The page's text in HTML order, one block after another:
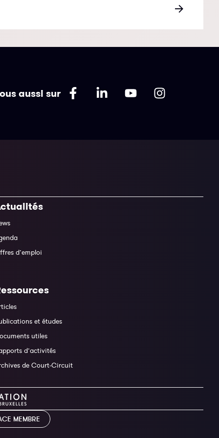
aussi sur
d’emploi
et études
utiles
d’activités
de Court-Circuit
MEMBRE